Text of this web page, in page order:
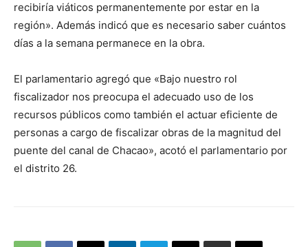
recibiría viáticos permanentemente por estar en la
región». Además indicó que es necesario saber cuántos
días a la semana permanece en la obra.
El parlamentario agregó que «Bajo nuestro rol
fiscalizador nos preocupa el adecuado uso de los
recursos públicos como también el actuar eficiente de
personas a cargo de fiscalizar obras de la magnitud del
puente del canal de Chacao», acotó el parlamentario por
el distrito 26.